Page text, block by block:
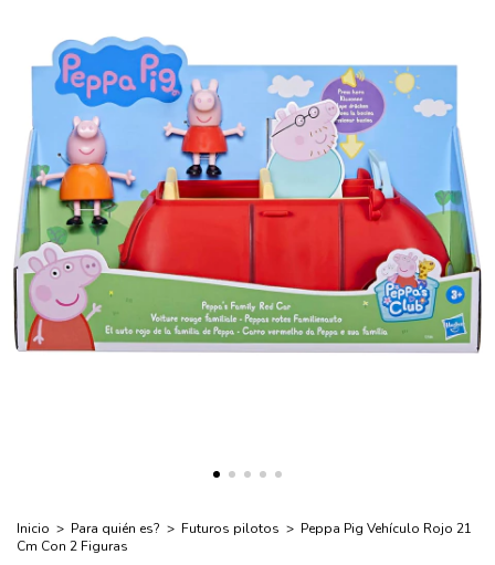
Inicio > Para quién es? > Futuros pilotos > Peppa Pig Vehículo Rojo 21
Cm Con 2 Figuras